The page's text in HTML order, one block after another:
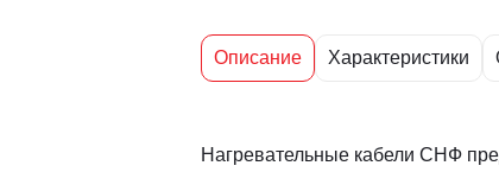
Описание Характеристики
Нагревательные кабели СНФ